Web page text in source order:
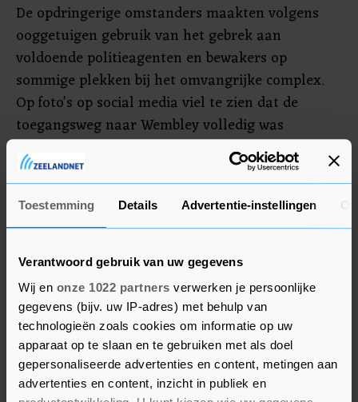
Toestemming Details Advertentie-instellingen
Verantwoord gebruik van uw gegevens
Wij en onze 1022 partners verwerken je persoonlijke
gegevens (bijv. uw IP-adres) met behulp van
technologieën zoals cookies om informatie op uw
apparaat op te slaan en te gebruiken met als doel
gepersonaliseerde advertenties en content, metingen aan
advertenties en content, inzicht in publiek en
De opdringerige omstanders maakten volgens
ooggetuigen gebruik van het gebrek aan
voldoende politieagenten en bewakers op
sommige plekken bij het omvangrijke complex.
Op foto's op social media viel te zien dat de
toegangsweg naar Wembley volledig was
volgelopen met mensen.
De EK-finale mocht door 60.000 toeschouwers in
het stadion worden bijgewoond. Mogelijk bleven
nog vele Britten in de buurt van het stadion
rondhangen om nog iets van de uitbundige sfeer
mee te pikken.